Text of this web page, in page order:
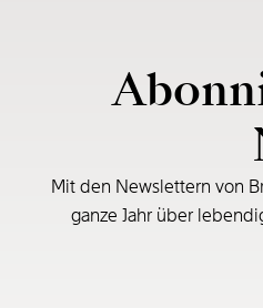
Mit den Newslettern von
ganze Jahr über